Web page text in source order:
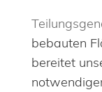
bebauten
bereitet